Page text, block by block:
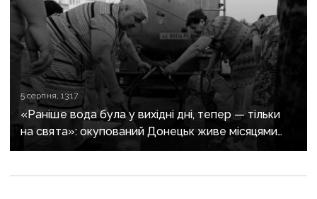
5 серпня, 13:17
«Раніше вода була у вихідні дні, тепер — тільки
на свята»: окупований Донецьк живе місяцями
без води